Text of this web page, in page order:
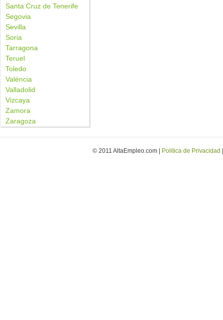
Santa Cruz de Tenerife
Segovia
Sevilla
Soria
Tarragona
Teruel
Toledo
Valéncia
Valladolid
Vizcaya
Zamora
Zaragoza
© 2011 AltaEmpleo.com | Politica de Privacidad